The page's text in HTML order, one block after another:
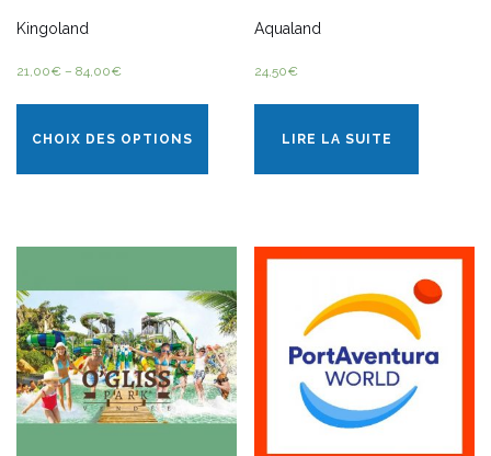
Kingoland
21,00€ – 84,00€
CHOIX DES OPTIONS
Aqualand
24,50€
LIRE LA SUITE